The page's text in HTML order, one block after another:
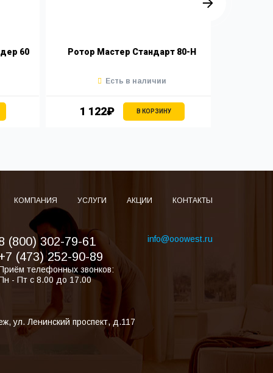
60
Ротор Мастер Стандарт 80-Н
1 122₽ В КОРЗИНУ
Есть в наличии
КОМПАНИЯ УСЛУГИ АКЦИИ КОНТАКТЫ
(800) 302-79-61
(473) 252-90-89
телефонных звонков:
- Пт с 8.00 до 17.00
info@ooowest.ru
,ул. Ленинский проспект, д.117